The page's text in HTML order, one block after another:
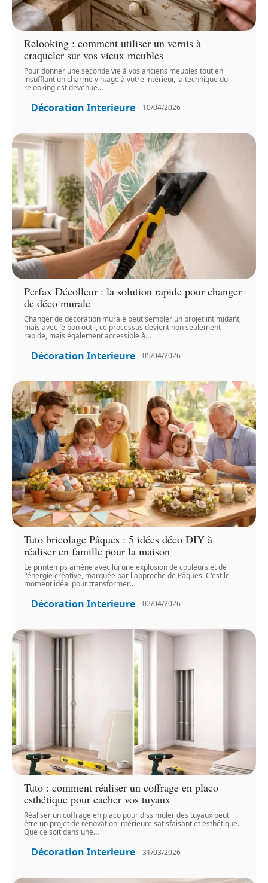
Relooking : comment utiliser un vernis à
craqueler sur vos vieux meubles
Pour donner une seconde vie à vos anciens meubles tout en
insufflant un charme vintage à votre intérieur, la technique du
relooking est devenue…
Décoration Interieure 10/04/2026
Perfax Décolleur : la solution rapide pour changer
de déco murale
Changer de décoration murale peut sembler un projet intimidant,
mais avec le bon outil, ce processus devient non seulement
rapide, mais également accessible à…
Décoration Interieure 05/04/2026
Tuto bricolage Pâques : 5 idées déco DIY à
réaliser en famille pour la maison
Le printemps amène avec lui une explosion de couleurs et de
l'énergie créative, marquée par l'approche de Pâques. C'est le
moment idéal pour transformer…
Décoration Interieure 02/04/2026
Tuto : comment réaliser un coffrage en placo
esthétique pour cacher vos tuyaux
Réaliser un coffrage en placo pour dissimuler des tuyaux peut
être un projet de rénovation intérieure satisfaisant et esthétique.
Que ce soit dans une…
Décoration Interieure 31/03/2026